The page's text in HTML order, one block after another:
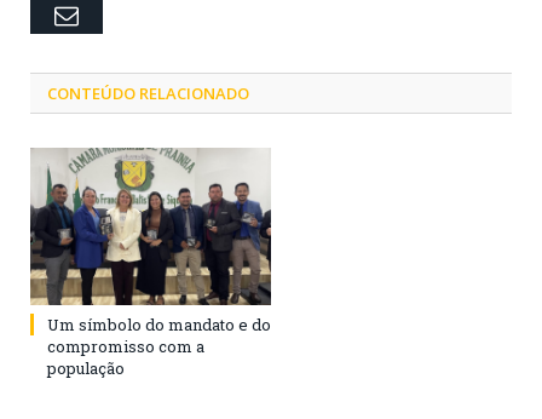
Email
CONTEÚDO RELACIONADO
Um símbolo do mandato e do
compromisso com a
população